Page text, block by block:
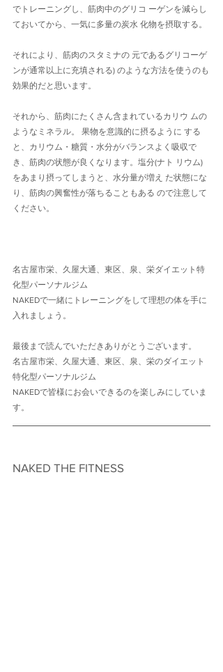
でトレーニングし、筋肉中のグリコ ーゲンを減らし
ておいてから、一気に多量の炭水 化物を摂取する。
それにより、筋肉のスタミナの 元であるグリコーゲ
ンが通常以上に充填される) のような方法を使うのも
効果的だと思います。
それから、筋肉にたくさん含まれているカリウ ムの
ようなミネラル。 果物を意識的に摂るように する
と、カリウム・糖質・水分がバランスよく吸収で
き、筋肉の状態が良くなります。塩分(ナト リウム)
をあまり摂ってしまうと、水分量が増え た状態にな
り、筋肉の興奮性が落ちることもある ので注意して
ください。
名古屋市栄、久屋大通、東区、泉、栄ダイエット特
化型パーソナルジム
NAKEDで一緒にトレーニングをして理想の体を手に
入れましょう。
最後まで読んでいただきありがとうございます。
名古屋市栄、久屋大通、東区、泉、栄のダイエット
特化型パーソナルジム
NAKEDで皆様にお会いできるのを楽しみにしていま
す。
NAKED THE FITNESS